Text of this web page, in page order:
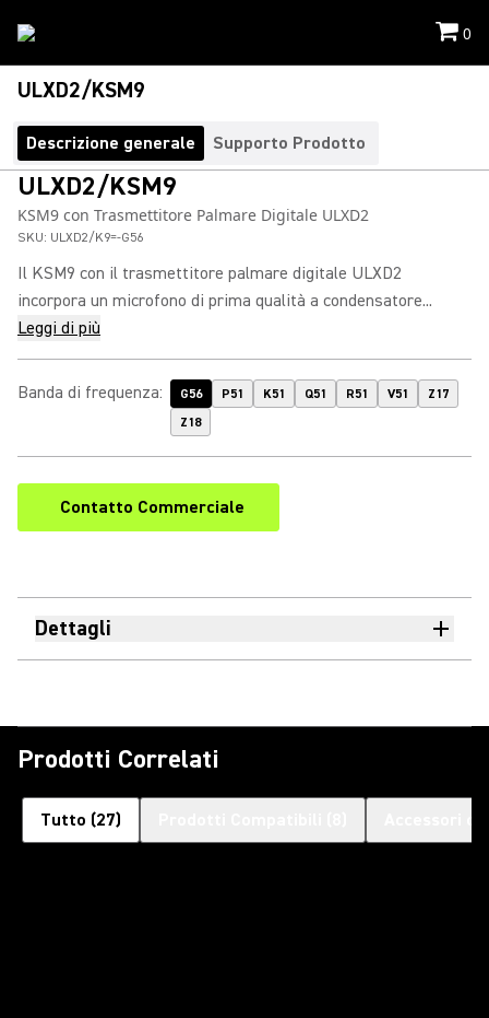
0
ULXD2/KSM9
Descrizione generale Supporto Prodotto
ULXD2/KSM9
KSM9 con Trasmettitore Palmare Digitale ULXD2
SKU: ULXD2/K9=-G56
Il KSM9 con il trasmettitore palmare digitale ULXD2
incorpora un microfono di prima qualità a condensatore...
Leggi di più
Banda di frequenza: G56 P51 K51 Q51 R51 V51
Z17
Z18
Contatto Commerciale
Dettagli
Prodotti Correlati
Tutto (27)